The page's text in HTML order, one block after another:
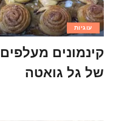
עוגיות
קינמונים מעלפים
של גל גואטה